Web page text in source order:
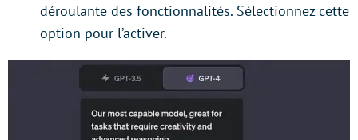
déroulante des fonctionnalités. Sélectionnez cette
option pour l’activer.